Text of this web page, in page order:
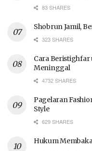
83 SHARES
Shobrun Jamil,
323 SHARES
Cara
Meninggal
4732 SHARES
Pagelaran
Style
629 SHARES
Hukum